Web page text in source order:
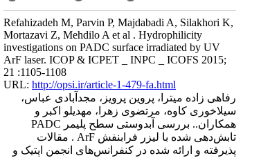
Refahizadeh M, Parvin P, Majdabadi A, Silakhori K,
Mortazavi Z, Mehdilo A et al . Hydrophilicity
investigations on PADC surface irradiated by UV
ArF laser. ICOP & ICPET _ INPC _ ICOFS 2015;
21 :1105-1108
URL: http://opsi.ir/article-1-479-fa.html
رفاهی زاده میترا، پروین پرویز، مجدآبادی عباس،
سیلاخوری کاوه، مرتضوی زهرا، مهدیلو اکبر و
همکاران.. بررسی آبدوستی سطح پلیمر PADC
تابش‌دهی شده با لیزر فرابنفش ArF . مقالات
پذیرفته و ارائه شده در کنفرانس‌های انجمن اپتیک و